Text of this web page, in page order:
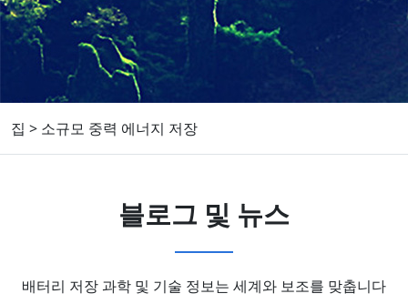
집 > 소규모 중력 에너지 저장
블로그 및 뉴스
배터리 저장 과학 및 기술 정보는 세계와 보조를 맞춥니다